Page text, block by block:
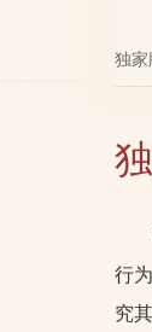
独家
行
究